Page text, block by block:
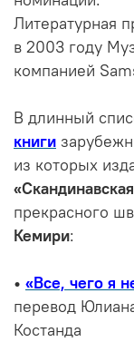
Литературная
в 2003 году
компанией
В длинный
книги
из которых
прекрасного
Кемири:
• «Все, чего я
перевод
Костанда